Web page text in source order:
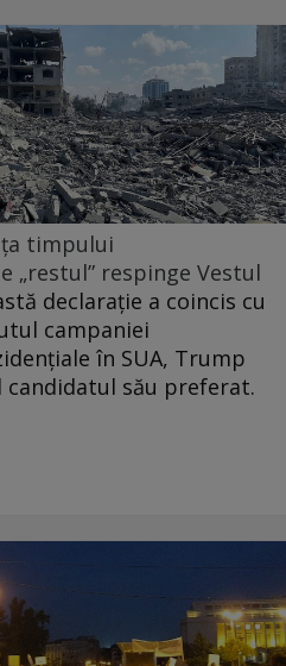
timpului
„restul” respinge Vestul
declarație a coincis cu
campaniei
în SUA, Trump
candidatul său preferat.